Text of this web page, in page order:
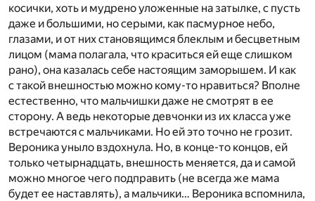
косички, хоть и мудрено уложенные на затылке, с пусть
даже и большими, но серыми, как пасмурное небо,
глазами, и от них становящимся блеклым и бесцветным
лицом (мама полагала, что краситься ей еще слишком
рано), она казалась себе настоящим заморышем. И как
с такой внешностью можно кому-то нравиться? Вполне
естественно, что мальчишки даже не смотрят в ее
сторону. А ведь некоторые девчонки из их класса уже
встречаются с мальчиками. Но ей это точно не грозит.
Вероника уныло вздохнула. Но, в конце-то концов, ей
только четырнадцать, внешность меняется, да и самой
можно многое чего подправить (не всегда же мама
будет ее наставлять), а мальчики… Вероника вспомнила,